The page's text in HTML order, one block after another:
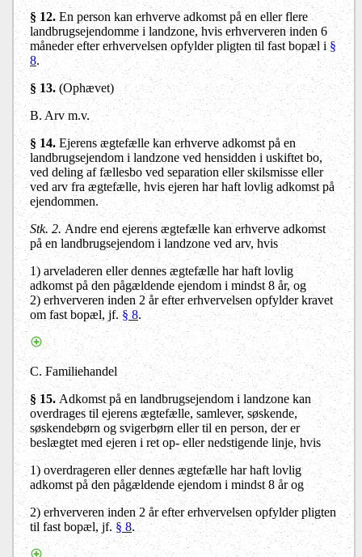
§ 12. En person kan erhverve adkomst på en eller flere
landbrugsejendomme i landzone, hvis erhververen inden 6
måneder efter erhvervelsen opfylder pligten til fast bopæl i§
8.
§ 13. (Ophævet)
B. Arv m.v.
§ 14. Ejerens ægtefælle kan erhverve adkomst på en
landbrugsejendom i landzone ved hensidden i uskiftet bo,
ved deling af fællesbo ved separation eller skilsmisseeller
ved arv fra ægtefælle, hvis ejeren har haft lovlig adkomst på
ejendommen.
Stk. 2. Andre end ejerens ægtefælle kan erhverve adkomst
på en landbrugsejendom i landzone ved arv, hvis
1) arveladeren eller dennes ægtefælle har haft lovlig
adkomst på den pågældende ejendom i mindst 8 år, og
2) erhververen inden 2 år efter erhvervelsen opfylder kravet
om fast bopæl, jf.§ 8.
C. Familiehandel
§ 15. Adkomst på en landbrugsejendom i landzone kan
overdrages til ejerens ægtefælle, samlever, søskende,
søskendebørn og svigerbørn eller til en person, der er
beslægtet med ejeren i ret op- eller nedstigende linje, hvis
1)overdrageren eller dennes ægtefælle har haft lovlig
adkomst på den pågældende ejendom i mindst 8 år og
2) erhververen inden 2 år efter erhvervelsen opfylder pligten
til fast bopæl, jf. § 8.